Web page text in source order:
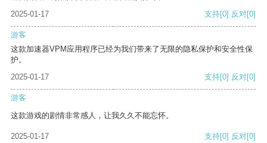
2025-01-17
支持[0] 反对[0]
游客
这款加速器VPM应用程序已经为我们带来了无限的隐私保护和安全性保
护。
2025-01-17
支持[0] 反对[0]
游客
这款游戏的剧情非常感人，让我久久不能忘怀。
2025-01-17 支持[0] 反对[0]